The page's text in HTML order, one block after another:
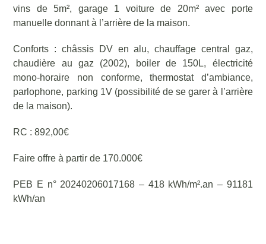
vins de 5m², garage 1 voiture de 20m² avec porte
manuelle donnant à l’arrière de la maison.
Conforts : châssis DV en alu, chauffage central gaz,
chaudière au gaz (2002), boiler de 150L, électricité
mono-horaire non conforme, thermostat d’ambiance,
parlophone, parking 1V (possibilité de se garer à l’arrière
de la maison).
RC : 892,00€
Faire offre à partir de 170.000€
PEB E n° 20240206017168 – 418 kWh/m².an – 91181
kWh/an